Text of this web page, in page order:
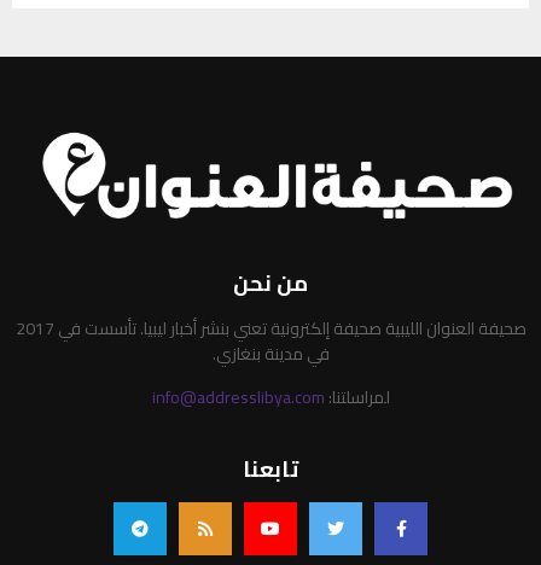
من نحن
صحيفة العنوان الليبية صحيفة إلكترونية تعني بنشر أخبار ليبيا. تأسست في 2017
في مدينة بنغازي.
لمراسلتنا:info@addresslibya.com
تابعنا